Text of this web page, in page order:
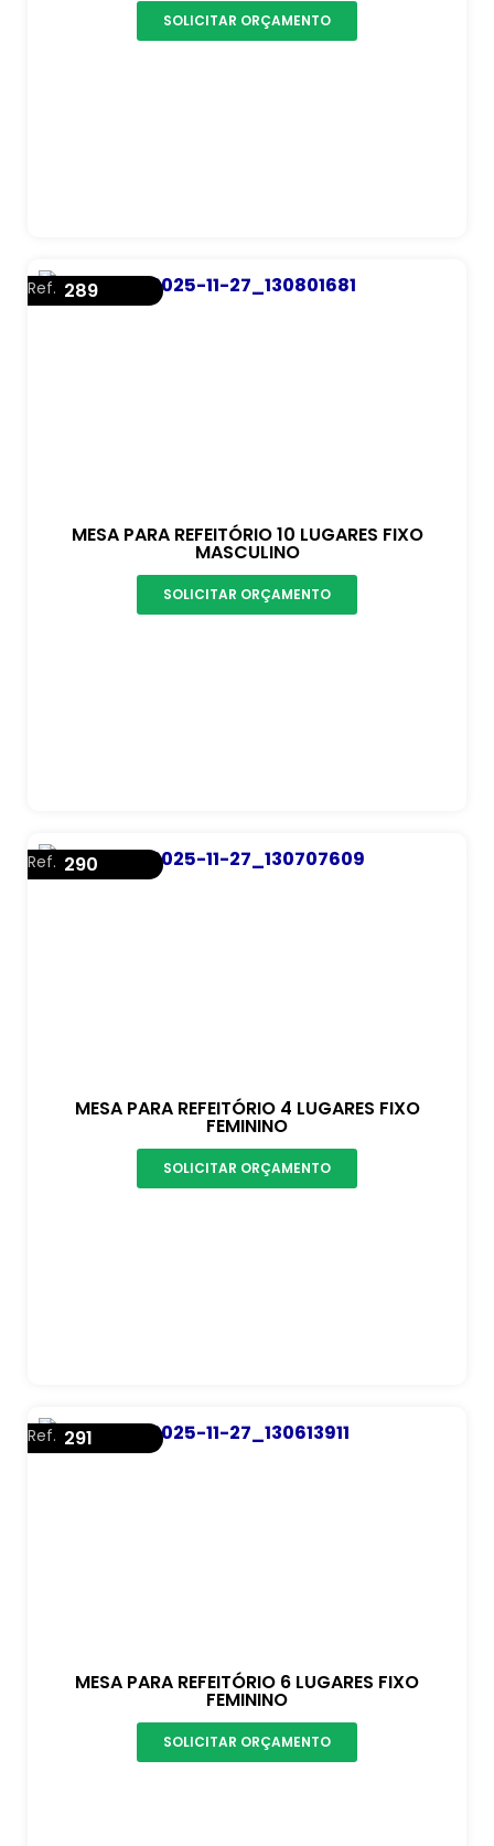
SOLICITAR ORÇAMENTO
MESA PARA REFEITÓRIO 10 LUGARES FIXO
MASCULINO
Ref. 289
SOLICITAR ORÇAMENTO
MESA PARA REFEITÓRIO 4 LUGARES FIXO
FEMININO
Ref. 290
SOLICITAR ORÇAMENTO
MESA PARA REFEITÓRIO 6 LUGARES FIXO
FEMININO
Ref. 291
SOLICITAR ORÇAMENTO